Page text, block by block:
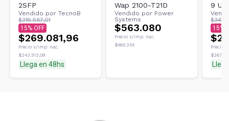
2SFP
Vendido por TecnoB
$316.567,01
15
$269.081,96
Precio s/imp. nac.
$243.513,09
Llega en 48hs
Wap 2100-T21D
Vendido por Power
Systems
$563.080
Precio s/imp. nac.
$465.355
9
Data
15
Precio